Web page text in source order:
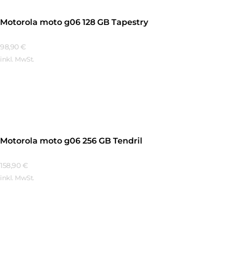
Motorola moto g06 128 GB Tapestry
98,90 €
inkl. MwSt.
Motorola moto g06 256 GB Tendril
158,90 €
inkl. MwSt.